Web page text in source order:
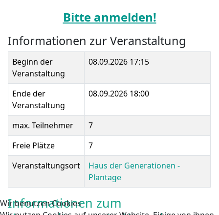
Bitte anmelden!
Informationen zur Veranstaltung
Beginn der
Veranstaltung
08.09.2026 17:15
Ende der
Veranstaltung
08.09.2026 18:00
max. Teilnehmer
7
Freie Plätze
7
Veranstaltungsort
Haus der Generationen -
Plantage
Informationen zum
Wir benutzen Cookies